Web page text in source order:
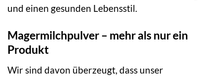
und einen gesunden Lebensstil.
Magermilchpulver – mehr als nur ein
Produkt
Wir sind davon überzeugt, dass unser